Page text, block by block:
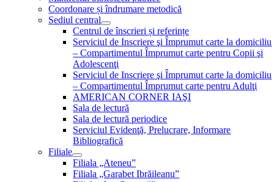
Coordonare și îndrumare metodică
Sediul central
Centrul de înscrieri și referințe
Serviciul de Inscriere şi Împrumut carte la domiciliu
– Compartimentul Împrumut carte pentru Copii şi
Adolescenţi
Serviciul de Inscriere şi Împrumut carte la domiciliu
– Compartimentul Împrumut carte pentru Adulţi
AMERICAN CORNER IAŞI
Sala de lectură
Sala de lectură periodice
Serviciul Evidenţă, Prelucrare, Informare
Bibliografică
Filiale
Filiala „Ateneu”
Filiala „Garabet Ibrăileanu”